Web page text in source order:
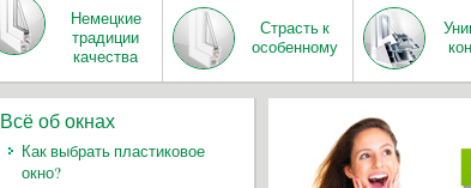
Немецкие
традиции
качества
Страсть к
особенному
Всё об окнах
Как выбрать пластиковое
окно?